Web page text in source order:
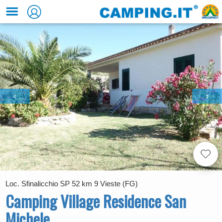
‹ ›
Loc. Sfinalicchio SP 52 km 9 Vieste (FG)
Camping Village Residence San